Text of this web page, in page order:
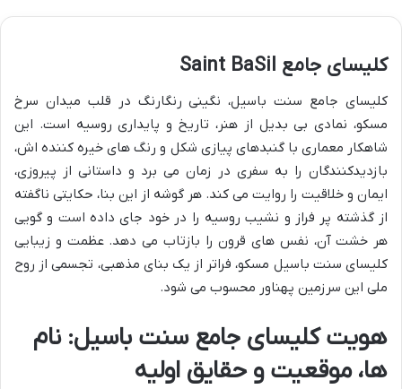
کلیسای جامع Saint BaSil
کلیسای جامع سنت باسیل، نگینی رنگارنگ در قلب میدان سرخ
مسکو، نمادی بی بدیل از هنر، تاریخ و پایداری روسیه است. این
شاهکار معماری با گنبدهای پیازی شکل و رنگ های خیره کننده اش،
بازدیدکنندگان را به سفری در زمان می برد و داستانی از پیروزی،
ایمان و خلاقیت را روایت می کند. هر گوشه از این بنا، حکایتی ناگفته
از گذشته پر فراز و نشیب روسیه را در خود جای داده است و گویی
هر خشت آن، نفس های قرون را بازتاب می دهد. عظمت و زیبایی
کلیسای سنت باسیل مسکو، فراتر از یک بنای مذهبی، تجسمی از روح
ملی این سرزمین پهناور محسوب می شود.
هویت کلیسای جامع سنت باسیل: نام
ها، موقعیت و حقایق اولیه